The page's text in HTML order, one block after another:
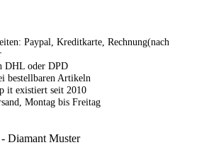
Paypal, Kreditkarte, Rechnung(nach
DHL oder DPD
bestellbaren Artikeln
it existiert seit 2010
Montag bis Freitag
Diamant Muster